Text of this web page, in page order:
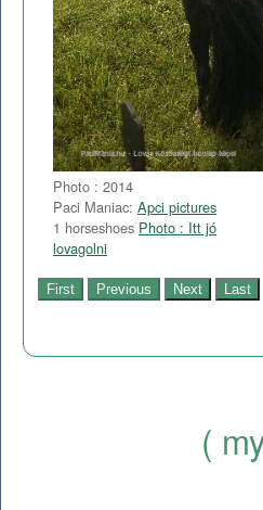
Photo : 2014
Paci Maniac: Apci pictures
1 horseshoes Photo : Itt jó
lovagolni
(